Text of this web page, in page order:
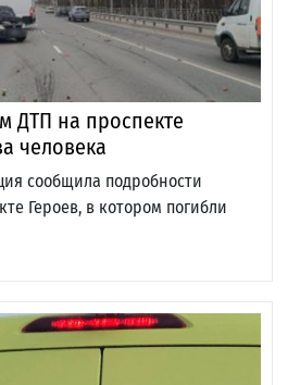
ДТП на проспекте
человека
сообщила подробности
Героев, в котором погибли